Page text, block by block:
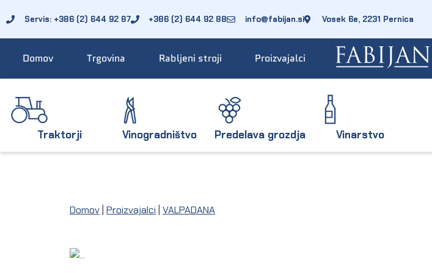
Servis: +386 (2) 644 92 87 +386 (2) 644 92 88 info@fabijan.si Vosek 6e, 2231 Pernica
Domov Trgovina Rabljeni stroji Proizvajalci
Traktorji Vinogradništvo Predelava grozdja Vinarstvo
Domov Proizvajalci VALPADANA